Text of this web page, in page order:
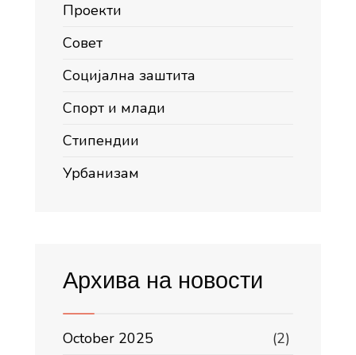
Проекти
Совет
Социјална заштита
Спорт и млади
Стипендии
Урбанизам
Архива на новости
October 2025 (2)